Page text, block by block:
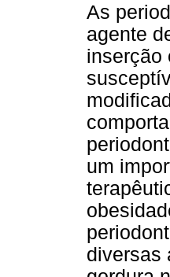
As
agente
inserção
um
diversas